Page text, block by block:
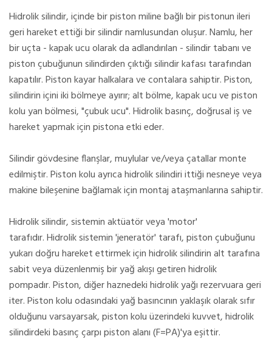
Hidrolik silindir, içinde bir piston miline bağlı bir pistonun ileri
geri hareket ettiği bir silindir namlusundan oluşur.Namlu, her
bir uçta - kapak ucu olarak da adlandırılan - silindir tabanı ve
piston çubuğunun silindirden çıktığı silindir kafası tarafından
kapatılır.Piston kayar halkalara ve contalara sahiptir.Piston,
silindirin içini iki bölmeye ayırır; alt bölme, kapak ucu ve piston
kolu yan bölmesi, "çubuk ucu".Hidrolik basınç, doğrusal iş ve
hareket yapmak için pistona etki eder.
Silindir gövdesine flanşlar, muylular ve/veya çatallar monte
edilmiştir.Piston kolu ayrıca hidrolik silindiri ittiği nesneye veya
makine bileşenine bağlamak için montaj ataşmanlarına sahiptir.
Hidrolik silindir, sistemin aktüatör veya 'motor'
tarafıdır.Hidrolik sistemin 'jeneratör' tarafı, piston çubuğunu
yukarı doğru hareket ettirmek için hidrolik silindirin alt tarafına
sabit veya düzenlenmiş bir yağ akışı getiren hidrolik
pompadır.Piston, diğer haznedeki hidrolik yağı rezervuara geri
iter.Piston kolu odasındaki yağ basıncının yaklaşık olarak sıfır
olduğunu varsayarsak, piston kolu üzerindeki kuvvet, hidrolik
silindirdeki basınç çarpı piston alanı (F=PA)'ya eşittir.